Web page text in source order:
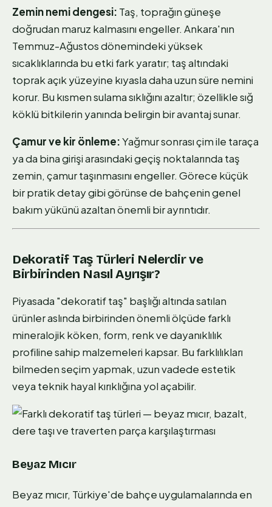
Zemin nemi dengesi: Taş, toprağın güneşe
doğrudan maruz kalmasını engeller. Ankara'nın
Temmuz-Ağustos dönemindeki yüksek
sıcaklıklarında bu etki fark yaratır; taş altındaki
toprak açık yüzeyine kıyasla daha uzun süre nemini
korur. Bu kısmen sulama sıklığını azaltır; özellikle sığ
köklü bitkilerin yanında belirgin bir avantaj sunar.
Çamur ve kir önleme:Yağmur sonrası çim ile taraça
ya da bina girişi arasındaki geçiş noktalarında taş
zemin, çamur taşınmasını engeller. Görece küçük
bir pratik detay gibi görünse de bahçenin genel
bakım yükünü azaltan önemli bir ayrıntıdır.
Dekoratif Taş Türleri Nelerdir ve
Birbirinden Nasıl Ayrışır?
Piyasada "dekoratif taş" başlığı altında satılan
ürünler aslında birbirinden önemli ölçüde farklı
mineralojik köken, form, renk ve dayanıklılık
profiline sahip malzemeleri kapsar. Bu farklılıkları
bilmeden seçim yapmak, uzun vadede estetik
veya teknik hayal kırıklığına yol açabilir.
Beyaz Mıcır
Beyaz mıcır, Türkiye'de bahçe uygulamalarında en